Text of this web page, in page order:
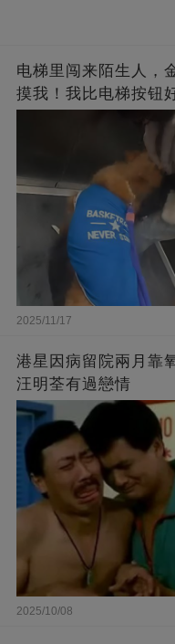
电梯里闯来陌生人，
摸我！我比电梯按钮
2025/11/17
港星因病留院兩月靠
汪明荃有過戀情
2025/10/08